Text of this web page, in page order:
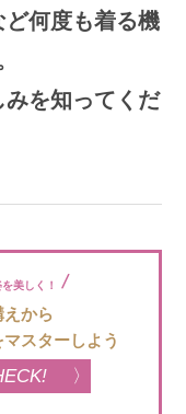
何度も着る機
を知ってくだ
美しく！
えから
スターしよう